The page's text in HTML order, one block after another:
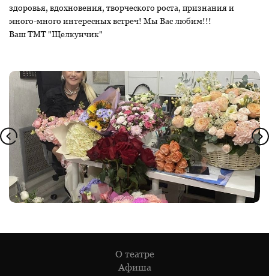
здоровья, вдохновения, творческого роста, признания и
много-много интересных встреч! Мы Вас любим!!!
Ваш ТМТ "Щелкунчик"
О театре
Афиша